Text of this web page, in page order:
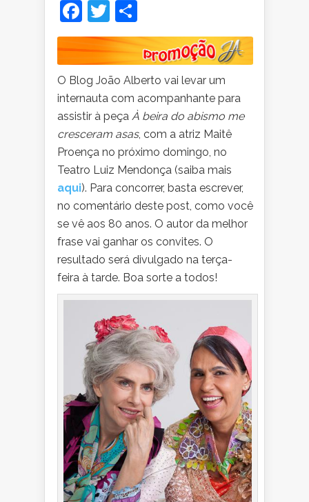
Facebook
Twitter
O Blog João Alberto vai levar um
internauta com acompanhante para
assistir à peça À beira do abismo me
cresceram asas, com a atriz Maitê
Proença no próximo domingo, no
Teatro Luiz Mendonça (saiba mais
aqui). Para concorrer, basta escrever,
no comentário deste post, como você
se vê aos 80 anos. O autor da melhor
frase vai ganhar os convites. O
resultado será divulgado na terça-
feira à tarde. Boa sorte a todos!